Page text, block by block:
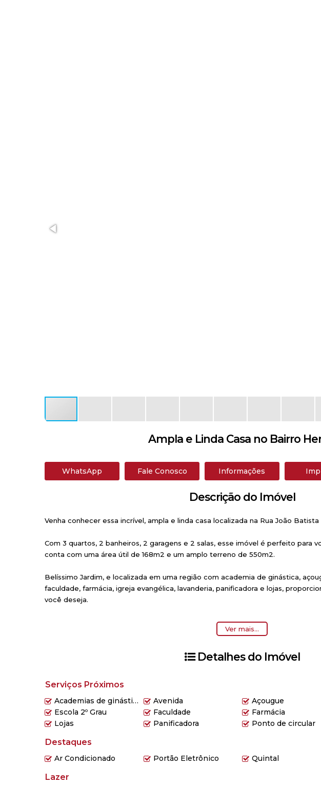
Ampla e Linda Casa no Bairro
WhatsApp Fale Conosco Informações
Descrição do Imóvel
Venha conhecer essa incrível, ampla e linda casa localizada na Rua João Batista
Com 3 quartos, 2 banheiros, 2 garagens e 2 salas, esse imóvel é perfeito para
conta com uma área útil de 168m2 e um amplo terreno de 550m2.
Belíssimo Jardim, e localizada em uma região com academia de ginástica,
faculdade, farmácia, igreja evangélica, lavanderia, panificadora e lojas,
você deseja.
Com cozinha planejada, churrasqueira, ar condicionado, sistema de água e
energia, esse imóvel é a escolha perfeita para quem busca conforto e
Não perca a oportunidade de adquirir esse excelente imóvel. Consulte o valor
Ver mais...
Detalhes do Imóvel
Serviços Próximos
Academias de ginástica Avenida Açougue
Escola 2º Grau
Faculdade Farmácia
Lojas
Panificadora Ponto de circular
Destaques
Ar Condicionado Portão Eletrônico Quintal
Lazer